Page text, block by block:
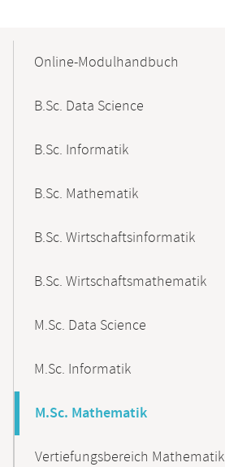
NavigationOnline-Modulhandbuch
B.Sc. Data Science
B.Sc. Informatik
B.Sc. Mathematik
B.Sc. Wirtschaftsinformatik
B.Sc. Wirtschaftsmathematik
M.Sc. Data Science
M.Sc. Informatik
M.Sc. Mathematik
Vertiefungsbereich Mathematik